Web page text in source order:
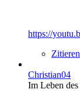
https://
Zitieren
Christian04
Im Leben